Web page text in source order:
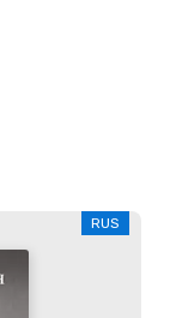
RUS